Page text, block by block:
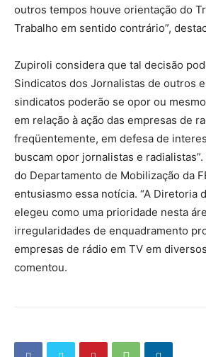
outros tempos houve orientação do
Trabalho em sentido contrário”,
Zupiroli considera que tal decisão
Sindicatos dos Jornalistas de outros
sindicatos poderão se opor ou
em relação à ação das empresas de
freqüentemente, em defesa de
buscam opor jornalistas e
do Departamento de Mobilização da
entusiasmo essa notícia. “A Diretoria
elegeu como uma prioridade nesta
irregularidades de enquadramento
empresas de rádio em TV em
comentou.